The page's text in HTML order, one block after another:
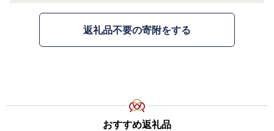
返礼品不要の寄附をする
おすすめ返礼品